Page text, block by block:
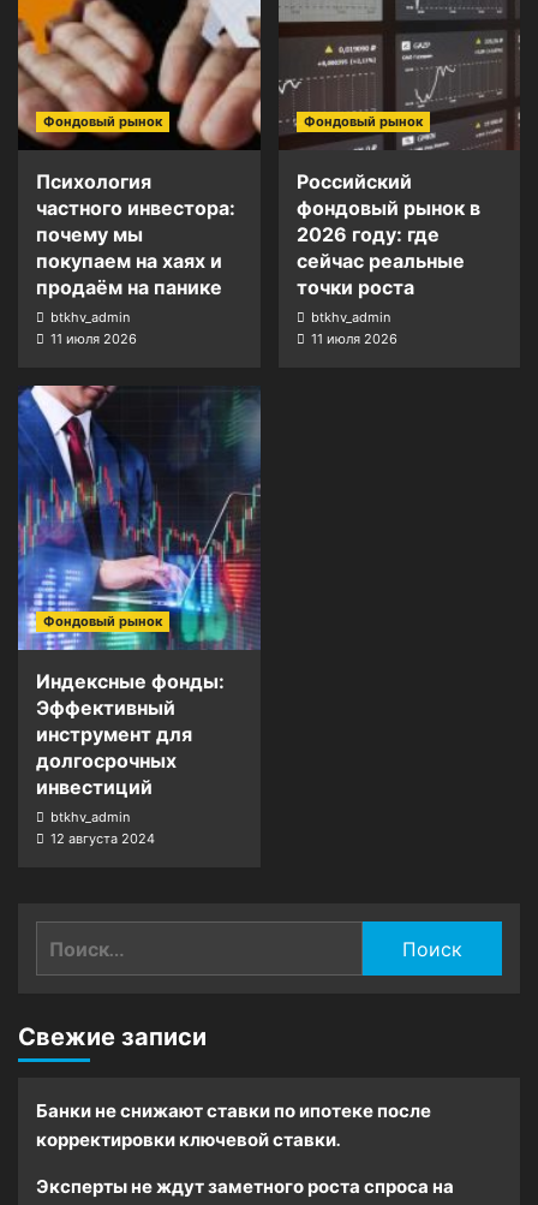
Фондовый рынок
Психология
частного инвестора:
почему мы
покупаем на хаях и
продаём на панике
btkhv_admin
11 июля 2026
Фондовый рынок
Российский
фондовый рынок в
2026 году: где
сейчас реальные
точки роста
btkhv_admin
11 июля 2026
Фондовый рынок
Индексные фонды:
Эффективный
инструмент для
долгосрочных
инвестиций
btkhv_admin
12 августа 2024
Свежие записи
Банки не снижают ставки по ипотеке после
корректировки ключевой ставки.
Эксперты не ждут заметного роста спроса на